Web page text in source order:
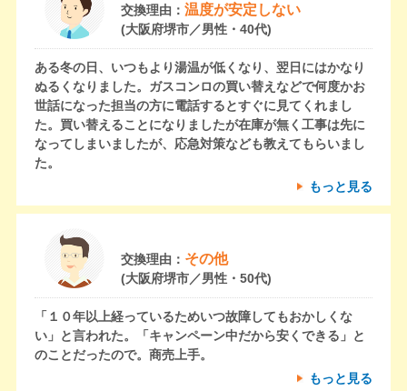
交換理由： 温度が安定しない
(大阪府堺市／男性・40代)
ある冬の日、いつもより湯温が低くなり、翌日にはかなり
ぬるくなりました。ガスコンロの買い替えなどで何度かお
世話になった担当の方に電話するとすぐに見てくれまし
た。買い替えることになりましたが在庫が無く工事は先に
なってしまいましたが、応急対策なども教えてもらいまし
た。
もっと見る
交換理由： その他
(大阪府堺市／男性・50代)
「１０年以上経っているためいつ故障してもおかしくな
い」と言われた。「キャンペーン中だから安くできる」と
のことだったので。商売上手。
もっと見る